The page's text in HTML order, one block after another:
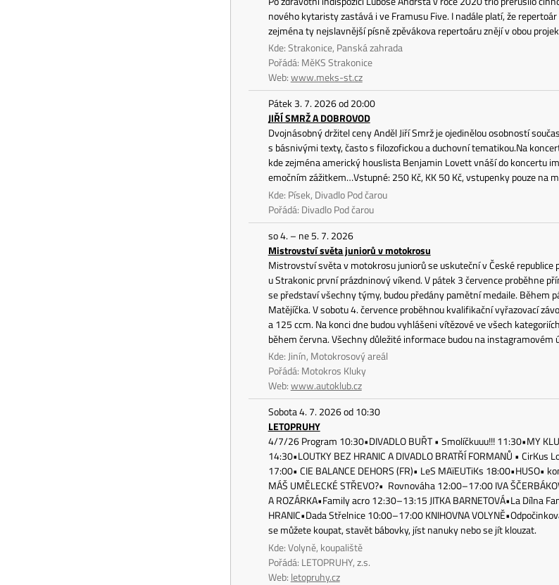
nového kytaristy zastává i ve Framusu Five. I nadále platí, že
zejména ty nejslavnější písně zpěvákova repertoáru znějí v obou
Kde: Strakonice, Panská zahrada
Pořádá: MěKS Strakonice
Web:www.meks-st.cz
Pátek 3. 7. 2026 od 20:00
JIŘÍ SMRŽ A DOBROVOD
Dvojnásobný držitel ceny Anděl Jiří Smrž je ojedinělou osobností
s básnivými texty, často s filozofickou a duchovní tematikou.Na
kde zejména americký houslista Benjamin Lovett vnáší do koncertu
emočním zážitkem…Vstupné: 250 Kč, KK 50 Kč, vstupenky pouze na
Kde: Písek, Divadlo Pod čarou
Pořádá: Divadlo Pod čarou
so 4. – ne 5. 7. 2026
Mistrovství světa juniorů v motokrosu
Mistrovství světa v motokrosu juniorů se uskuteční v České
u Strakonic první prázdninový víkend. V pátek 3 července proběhne
se představí všechny týmy, budou předány pamětní medaile.
Matějíčka. V sobotu 4. července proběhnou kvalifikační vyřazovací
a 125 ccm. Na konci dne budou vyhlášeni vítězové ve všech
během června. Všechny důležité informace budou na instagramovém
Kde: Jinín, Motokrosový areál
Pořádá: Motokros Kluky
Web:www.autoklub.cz
Sobota 4. 7. 2026 od 10:30
LETOPRUHY
4/7/26 Program 10:30•DIVADLO BUŘT • Smolíčkuuu!!! 11:30•MY
14:30•LOUTKY BEZ HRANIC A DIVADLO BRATŘÍ FORMANŮ •
17:00• CIE BALANCE DEHORS (FR)• LeS MAïEUTiKs
MÁŠ UMĚLECKÉ STŘEVO?• Rovnováha 12:00–17:00 IVA
A ROZÁRKA•Family acro 12:30–13:15 JITKA BARNETOVÁ•La Dílna
HRANIC•Dada Střelnice 10:00–17:00 KNIHOVNA
se můžete koupat, stavět bábovky, jíst nanuky nebo se jít klouzat.
Kde: Volyně, koupaliště
Pořádá: LETOPRUHY, z.s.
Web: letopruhy.cz